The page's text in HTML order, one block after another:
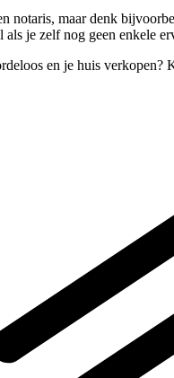
notaris, maar denk
je zelf nog geen enkele
en je huis